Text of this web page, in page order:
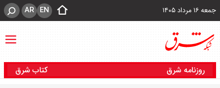
جمعه ۱۶ مرداد ۱۴۰۵ EN
AR
روزنامه شرق کتاب شرق